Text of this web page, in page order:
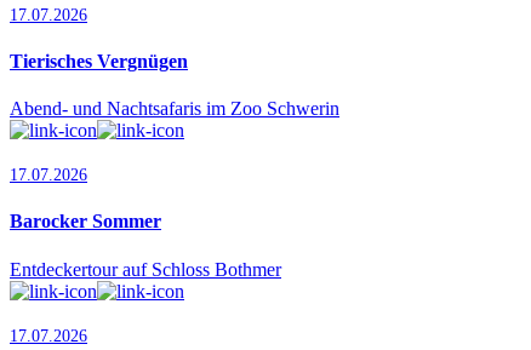
17.07.2026
Tierisches Vergnügen
Abend- und Nachtsafaris im Zoo Schwerin
17.07.2026
Barocker Sommer
Entdeckertour auf Schloss Bothmer
17.07.2026